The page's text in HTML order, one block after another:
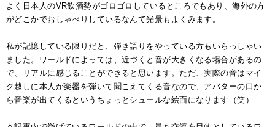
よく日本人のVR飲酒勢がゴロゴロしているところでもあり、海外の方
がどこかでおしゃべりしているなんて光景もよくみます。
私が記憶している限りだと、弾き語りをやっている方もいらっしゃい
ました。 ワールドによっては、近づくと音が大きくなる場合があるの
で、リアルに感じることができると思います。ただ、実際の音はマイ
ク越しに本人が楽器を弾いて聞こえてくる音なので、アバターの口か
ら音楽が出てくるというちょっとシュールな絵面になります（笑）